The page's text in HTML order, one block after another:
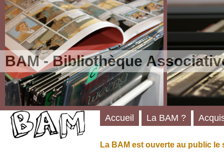
BAM - Bibliothèque
La BAM est ouverte au public le
Accueil La BAM ?